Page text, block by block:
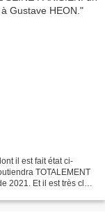
il est fait état ci-
TOTALEMENT
2021. Et il est très clair